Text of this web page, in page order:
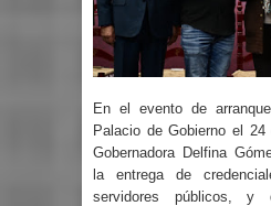
En el evento de
Palacio de Gobierno el
Gobernadora Delfina
la entrega de
servidores públicos,